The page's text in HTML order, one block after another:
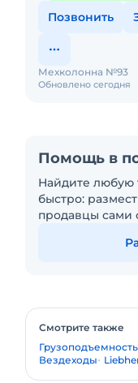
Позвонить
Обновлено сегодня
Мехколонна №93
Помощь в
Найдите любую
быстро:
продавцы сами
Смотрите также
Вездеходы